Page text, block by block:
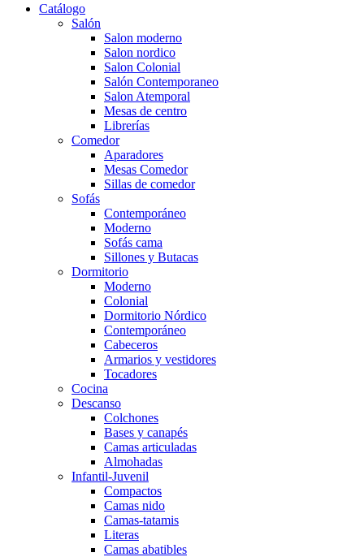
Catálogo
Salón
Salon moderno
Salon nordico
Salon Colonial
Salón Contemporaneo
Salon Atemporal
Mesas de centro
Librerías
Comedor
Aparadores
Mesas Comedor
Sillas de comedor
Sofás
Contemporáneo
Moderno
Sofás cama
Sillones y Butacas
Dormitorio
Moderno
Colonial
Dormitorio Nórdico
Contemporáneo
Cabeceros
Armarios y vestidores
Tocadores
Cocina
Descanso
Colchones
Bases y canapés
Camas articuladas
Almohadas
Infantil-Juvenil
Compactos
Camas nido
Camas-tatamis
Literas
Camas abatibles